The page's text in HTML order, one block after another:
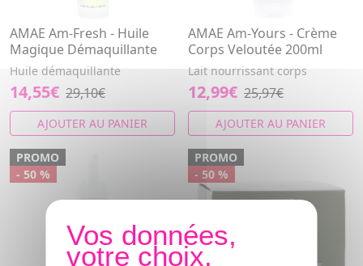
AMAE Am-Fresh - Huile
Magique Démaquillante
Huile démaquillante
14,55€ 29,10€
AJOUTER AU PANIER
AMAE Am-Yours - Crème
Corps Veloutée 200ml
Lait nourrissant corps
12,99€ 25,97€
AJOUTER AU PANIER
PROMO
- 50 %
PROMO
- 50 %